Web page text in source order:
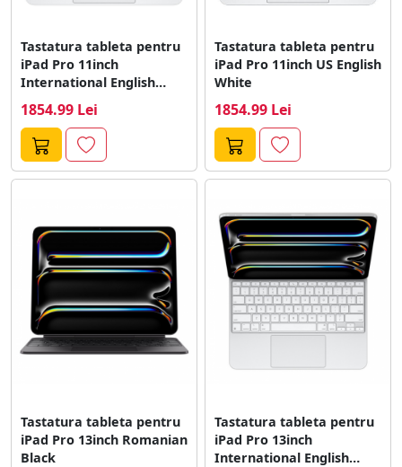
Tastatura tableta pentru
iPad Pro 11inch
International English
1854.99 Lei
Tastatura tableta pentru
iPad Pro 11inch US English
White
1854.99 Lei
Tastatura tableta pentru
iPad Pro 13inch Romanian
Black
Tastatura tableta pentru
iPad Pro 13inch
International English